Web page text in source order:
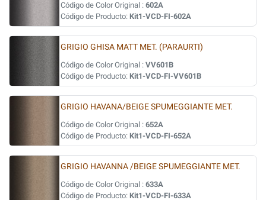
Código de Color Original : 602A
Código de Producto: Kit1-VCD-FI-602A
GRIGIO GHISA MATT MET. (PARAURTI)
Código de Color Original : VV601B
Código de Producto: Kit1-VCD-FI-VV601B
GRIGIO HAVANA/BEIGE SPUMEGGIANTE MET.
Código de Color Original : 652A
Código de Producto: Kit1-VCD-FI-652A
GRIGIO HAVANNA /BEIGE SPUMEGGIANTE MET.
Código de Color Original : 633A
Código de Producto: Kit1-VCD-FI-633A